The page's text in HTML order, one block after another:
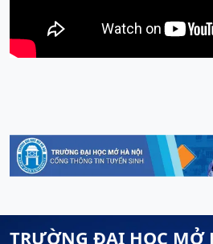
TRƯỜNG ĐẠI HỌC MỞ